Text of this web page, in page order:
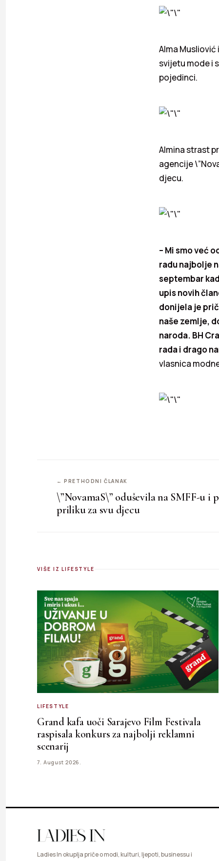
Alma
svijetu mode i
pojedinci.
Almina strast
agencije
djecu.
– Mi smo već
radu najbolje
septembar
upis novih
donijela je
naše zemlje,
naroda. BH
rada i drago
vlasnica
← PRETHODNI ČLANAK
\”NovamaS\” oduševila na SMFF-u i
priliku za svu djecu
VIŠE IZ LIFESTYLE
LIFESTYLE
Grand kafa uoči Sarajevo Film Festivala
raspisala konkurs za najbolji reklamni
scenarij
7. August 2026.
Ladies In okuplja priče o modi, kulturi, ljepoti, businessu i